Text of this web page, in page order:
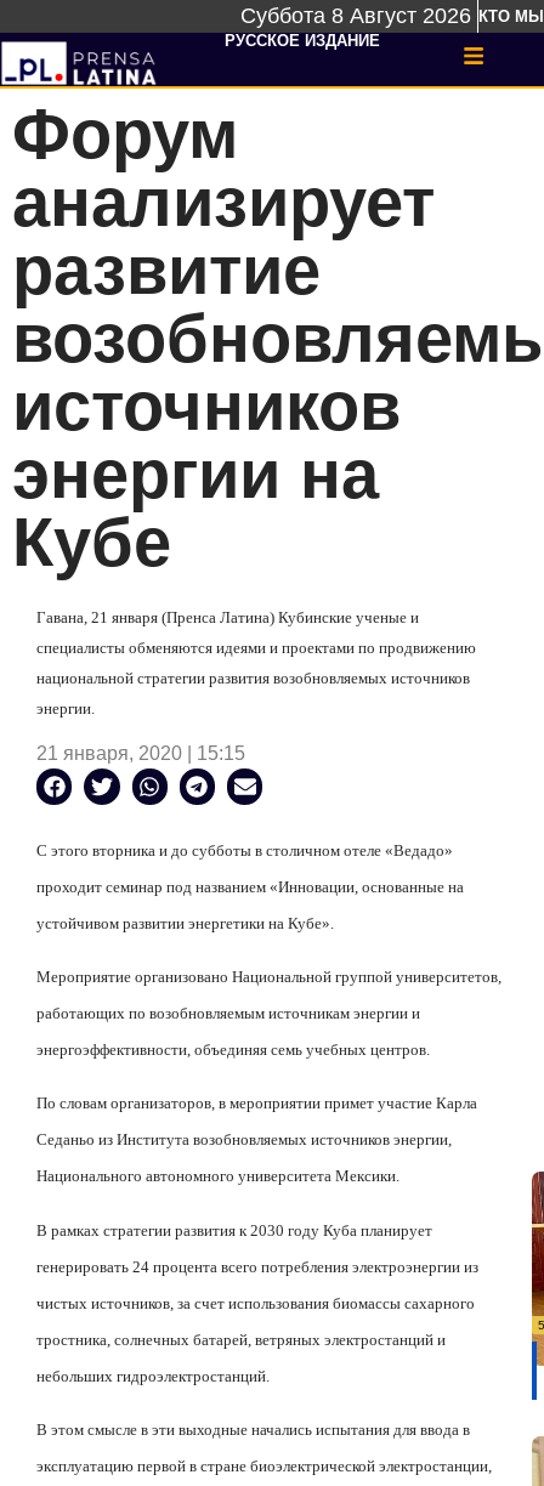
Суббота 8 Август 2026 КТО МЫ
РУССКОЕ ИЗДАНИЕ
Форум
анализирует
развитие
источников
энергии на
Кубе
Гавана, 21 января (Пренса Латина) Кубинские ученые и
специалисты обменяются идеями и проектами по продвижению
национальной стратегии развития возобновляемых источников
энергии.
21 января, 2020 | 15:15
С этого вторника и до субботы в столичном отеле «Ведадо»
проходит семинар под названием «Инновации, основанные на
устойчивом развитии энергетики на Кубе».
Мероприятие организовано Национальной группой университетов,
работающих по возобновляемым источникам энергии и
энергоэффективности, объединяя семь учебных центров.
По словам организаторов, в мероприятии примет участие Карла
Седаньо из Института возобновляемых источников энергии,
Национального автономного университета Мексики.
В рамках стратегии развития к 2030 году Куба планирует
генерировать 24 процента всего потребления электроэнергии из
чистых источников, за счет использования биомассы сахарного
тростника, солнечных батарей, ветряных электростанций и
небольших гидроэлектростанций.
В этом смысле в эти выходные начались испытания для ввода в
эксплуатацию первой в стране биоэлектрической электростанции,